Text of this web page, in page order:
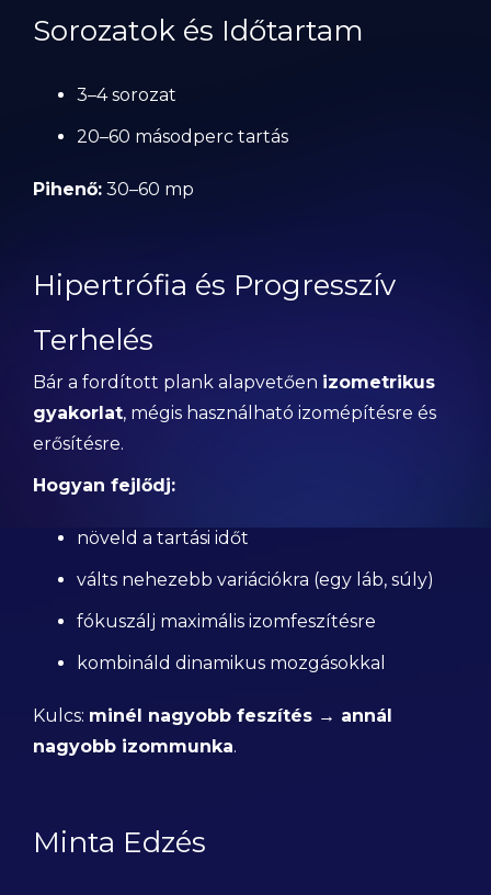
Sorozatok és Időtartam
3–4 sorozat
20–60 másodperc tartás
Pihenő: 30–60 mp
Hipertrófia és Progresszív
Terhelés
Bár a fordított plank alapvetően izometrikus
gyakorlat, mégis használható izomépítésre és
erősítésre.
Hogyan fejlődj:
növeld a tartási időt
válts nehezebb variációkra (egy láb, súly)
fókuszálj maximális izomfeszítésre
kombináld dinamikus mozgásokkal
Kulcs: minél nagyobb feszítés → annál
nagyobb izommunka.
Minta Edzés